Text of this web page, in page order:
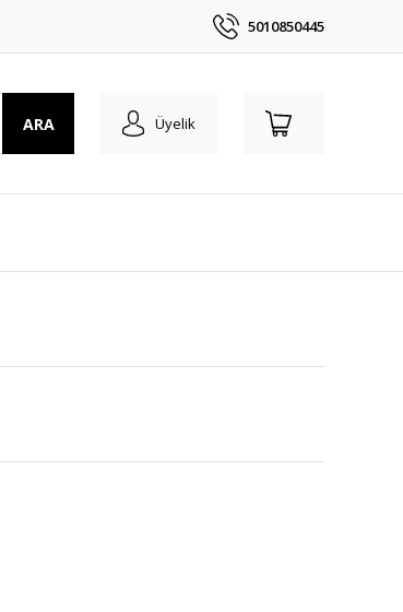
5010850445
ARA Üyelik